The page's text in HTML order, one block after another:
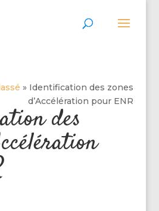
» Identification des zones
d’Accélération pour ENR
des